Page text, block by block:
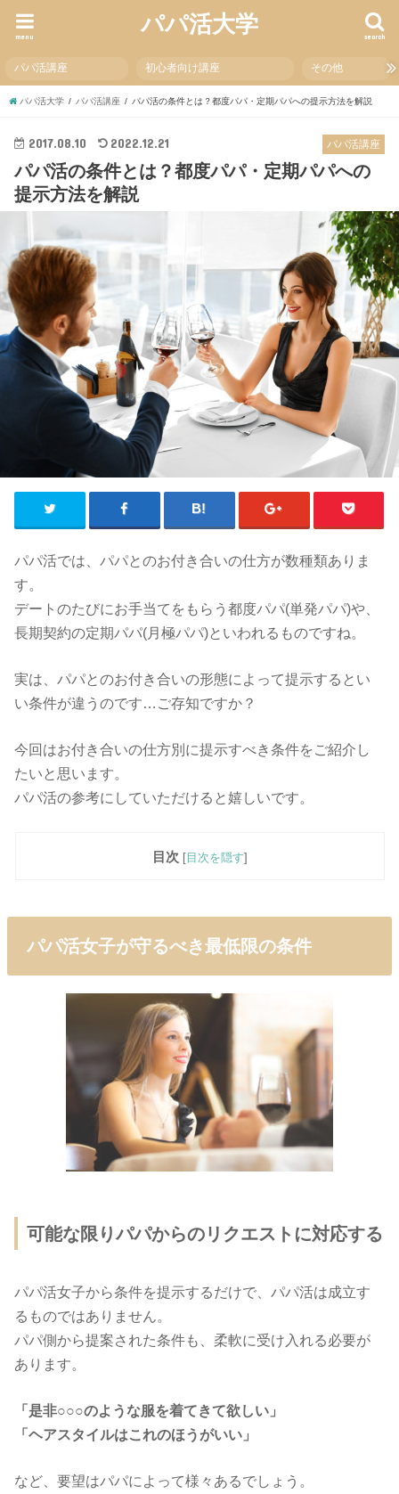
パパ活大学 search
menu
パパ活講座 初心者向け講座 その他
パパ活大学 パパ活講座 パパ活の条件とは？都度パパ・定期パパへの提示方法を解説
パパ活講座
2017.08.10 2022.12.21
パパ活の条件とは？都度パパ・定期パパへの
提示方法を解説
パパ活では、パパとのお付き合いの仕方が数種類ありま
す。
デートのたびにお手当てをもらう都度パパ(単発パパ)や、
長期契約の定期パパ(月極パパ)といわれるものですね。
実は、パパとのお付き合いの形態によって提示するとい
い条件が違うのです…ご存知ですか？
今回はお付き合いの仕方別に提示すべき条件をご紹介し
たいと思います。
パパ活の参考にしていただけると嬉しいです。
目次 [目次を隠す]
パパ活女子が守るべき最低限の条件
可能な限りパパからのリクエストに対応する
パパ活女子から条件を提示するだけで、パパ活は成立す
るものではありません。
パパ側から提案された条件も、柔軟に受け入れる必要が
あります。
「是非○○○のような服を着てきて欲しい」
「ヘアスタイルはこれのほうがいい」
など、要望はパパによって様々あるでしょう。